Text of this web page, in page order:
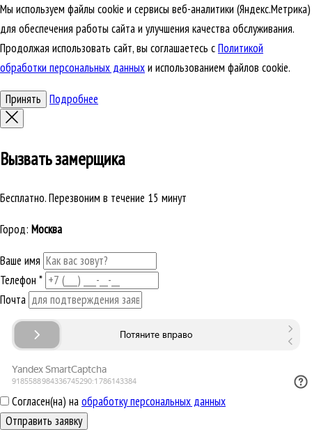
Мы используем файлы cookie и сервисы веб-аналитики (Яндекс.Метрика)
для обеспечения работы сайта и улучшения качества обслуживания.
Продолжая использовать сайт, вы соглашаетесь сПолитикой
обработки персональных данныхи использованием файлов cookie.
Принять Подробнее
Вызвать замерщика
Бесплатно. Перезвоним в течение 15 минут
Город: Москва
Ваше имя
Телефон *
Почта
Согласен(на) наобработку персональных данных
Отправить заявку